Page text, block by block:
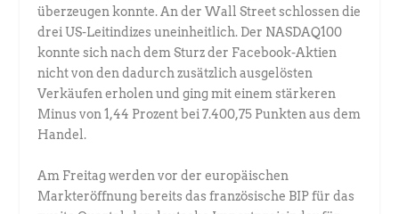
überzeugen konnte. An der Wall Street schlossen die
drei US-Leitindizes uneinheitlich. Der NASDAQ100
konnte sich nach dem Sturz der Facebook-Aktien
nicht von den dadurch zusätzlich ausgelösten
Verkäufen erholen und ging mit einem stärkeren
Minus von 1,44 Prozent bei 7.400,75 Punkten aus dem
Handel.
Am Freitag werden vor der europäischen
Markteröffnung bereits das französische BIP für das